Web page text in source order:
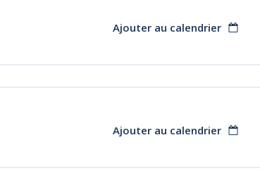
Ajouter au calendrier
Ajouter au calendrier